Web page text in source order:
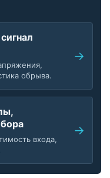
обрыва.
входа,